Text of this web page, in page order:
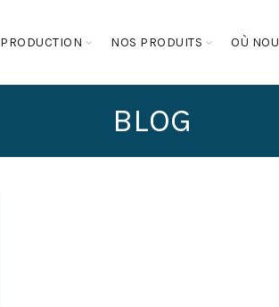
PRODUCTION NOS PRODUITS OÙ
BLOG